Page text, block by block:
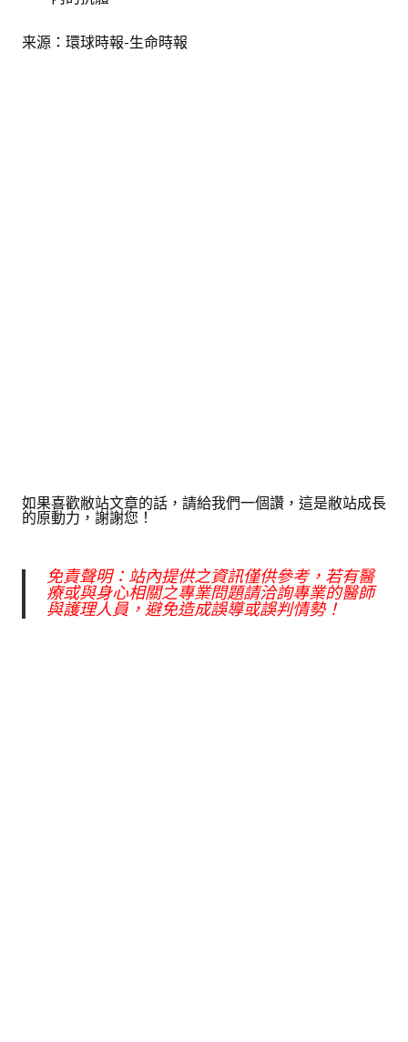
来源：環球時報-生命時報
如果喜歡敝站文章的話，請給我們一個讚，這是敝站成長
的原動力，謝謝您！
免責聲明：站內提供之資訊僅供參考，若有醫
療或與身心相關之專業問題請洽詢專業的醫師
與護理人員，避免造成誤導或誤判情勢！